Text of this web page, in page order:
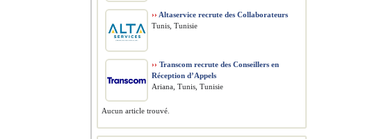
›› Altaservice recrute des Collaborateurs
Tunis, Tunisie
›› Transcom recrute des Conseillers en
Réception d’Appels
Ariana, Tunis, Tunisie
Aucun article trouvé.